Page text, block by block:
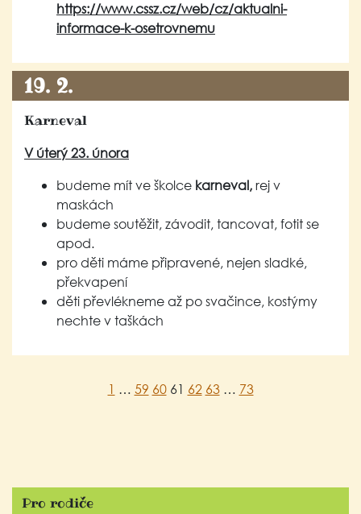
https://www.cssz.cz/web/cz/aktualni-
informace-k-osetrovnemu
19. 2.
Karneval
V úterý 23. února
budeme mít ve školce karneval,rej v
maskách
budeme soutěžit, závodit, tancovat, fotit se
apod.
pro děti máme připravené, nejen sladké,
překvapení
děti převlékneme až po svačince, kostýmy
nechte v taškách
1 … 59 60 61 62 63 … 73
Pro rodiče